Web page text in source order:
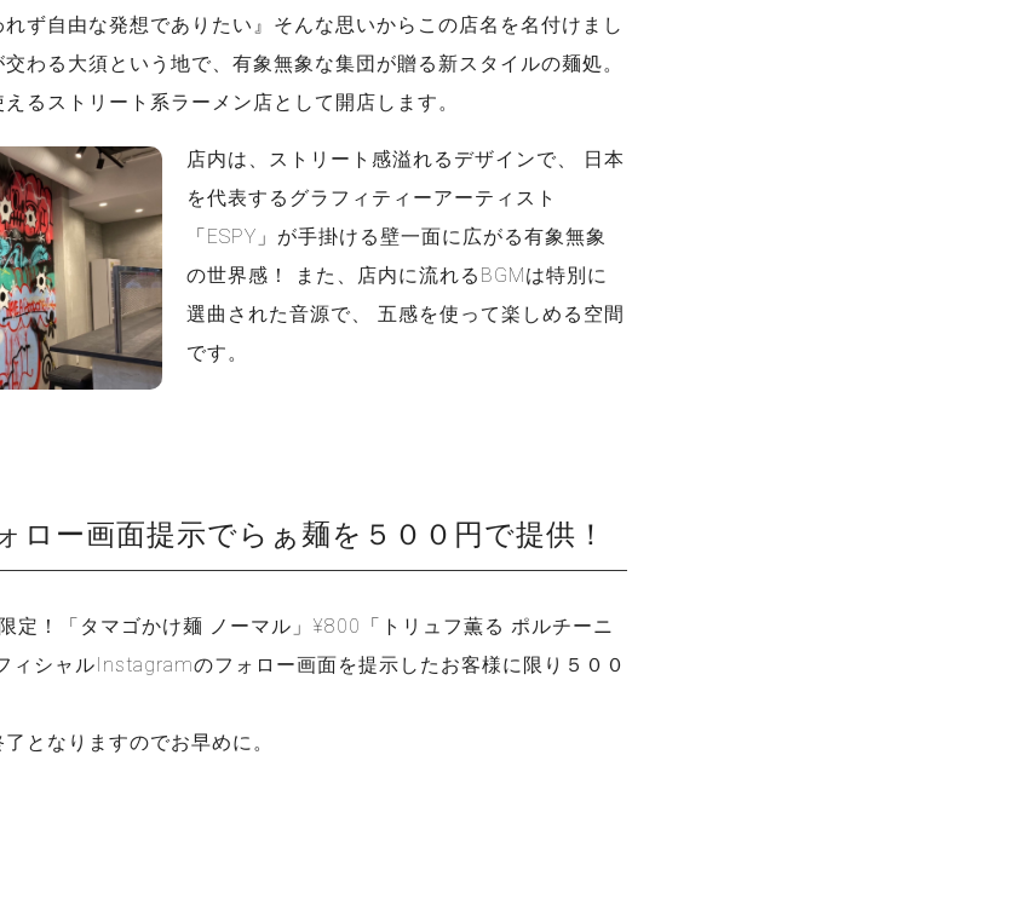
れず自由な発想でありたい』そんな思いからこの店名を名付けまし
わる大須という地で、有象無象な集団が贈る新スタイルの麺処。
るストリート系ラーメン店として開店します。
店内は、ストリート感溢れるデザインで、 日本
を代表するグラフィティーアーティスト
「ESPY」が手掛ける壁一面に広がる有象無象
の世界感！ また、店内に流れるBGMは特別に
選曲された音源で、 五感を使って楽しめる空間
です。
ロー画面提示でらぁ麺を５００円で提供！
定！「タマゴかけ麺 ノーマル」¥800「トリュフ薫る ポルチーニ
ィシャルInstagramのフォロー画面を提示したお客様に限り５００
となりますのでお早めに。